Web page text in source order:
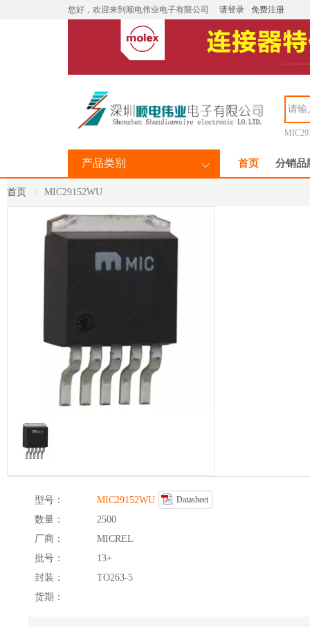
您好，欢迎来到顺电伟业电子有限公司 请登录 免费注册
产品类别 首页 分销品
首页 MIC29152WU
型号： MIC29152WU Datasheet
数量：
2500
厂商：
MICREL
批号：
13+
封装：
TO263-5
货期：